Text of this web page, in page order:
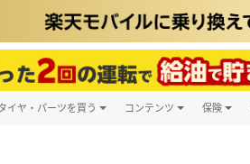
イヤ・パーツを買う コンテンツ 保険